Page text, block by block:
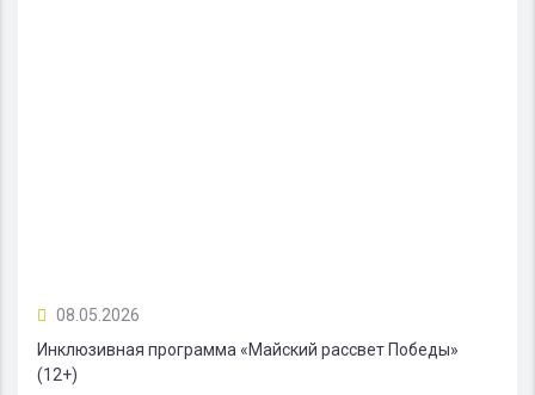
08.05.2026
Инклюзивная программа «Майский рассвет Победы»
(12+)